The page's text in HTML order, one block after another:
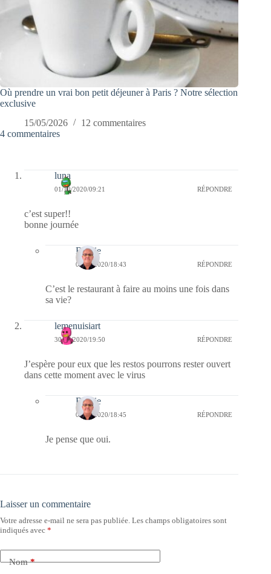
Où prendre un vrai bon petit déjeuner à Paris ? Notre sélection
exclusive
15/05/2026
12 commentaires
4 commentaires
luna
01/10/2020/09:21 RÉPONDRE
c’est super!!
bonne journée
Bernie
01/10/2020/18:43 RÉPONDRE
C’est le restaurant à faire au moins une fois dans
sa vie?
lemenuisiart
30/09/2020/19:50 RÉPONDRE
J’espère pour eux que les restos pourrons rester ouvert
dans cette moment avec le virus
Bernie
01/10/2020/18:45 RÉPONDRE
Je pense que oui.
Laisser un commentaire
Votre adresse e-mail ne sera pas publiée. Les champs obligatoires sont
indiqués avec *
Nom*